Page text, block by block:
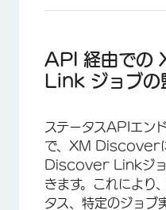
API 経由で
Link ジョブの
ステータスAPIエン
で、XM Discover
Discover Linkジョ
きます。これにより
タス、特定のジョブ